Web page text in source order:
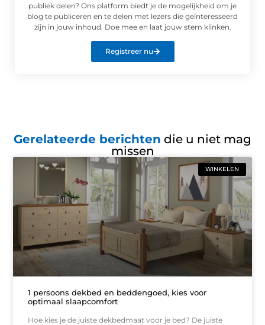
publiek delen? Ons platform biedt je de mogelijkheid om je
blog te publiceren en te delen met lezers die geïnteresseerd
zijn in jouw inhoud. Doe mee en laat jouw stem klinken.
Registreer nu
Gerelateerde berichten die u niet mag
missen
WINKELEN
1 persoons dekbed en beddengoed, kies voor
optimaal slaapcomfort
Hoe kies je de juiste dekbedmaat voor je bed? De juiste